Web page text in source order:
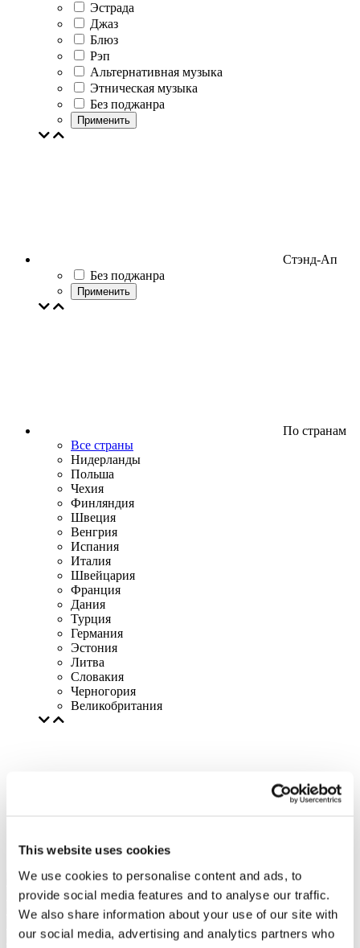
This website uses cookies
We use cookies to personalise content and ads, to
provide social media features and to analyse our traffic.
We also share information about your use of our site with
our social media, advertising and analytics partners who
Эстрада
Джаз
Блюз
Рэп
Альтернативная музыка
Этническая музыка
Без поджанра
Применить
Стэнд-Ап
Без поджанра
Применить
По странам
Все страны
Нидерланды
Польша
Чехия
Финляндия
Швеция
Венгрия
Испания
Италия
Швейцария
Франция
Дания
Турция
Германия
Эстония
Литва
Словакия
Черногория
Великобритания